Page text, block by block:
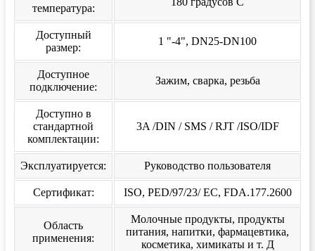
температура:
Доступный
размер:
1 "-4", DN25-DN100
Доступное
подключение:
Зажим, сварка, резьба
Доступно в
стандартной
комплектации:
3A /DIN / SMS / RJT /ISO/IDF
Эксплуатируется: Руководство пользователя
Сертификат: ISO, PED/97/23/ EC, FDA.177.2600
Область
применения:
Молочные продукты, продукты
питания, напитки, фармацевтика,
косметика, химикаты и т. Д